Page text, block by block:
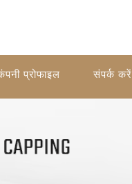
प्रोफाइल संपर्क करें